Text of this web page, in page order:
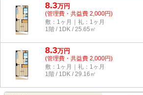
8.3万円
(管理費・共益費 2,000円)
敷：1ヶ月｜礼：1ヶ月
1階 / 1DK / 25.65㎡
8.3万円
(管理費・共益費 2,000円)
敷：1ヶ月｜礼：1ヶ月
1階 / 1DK / 29.16㎡